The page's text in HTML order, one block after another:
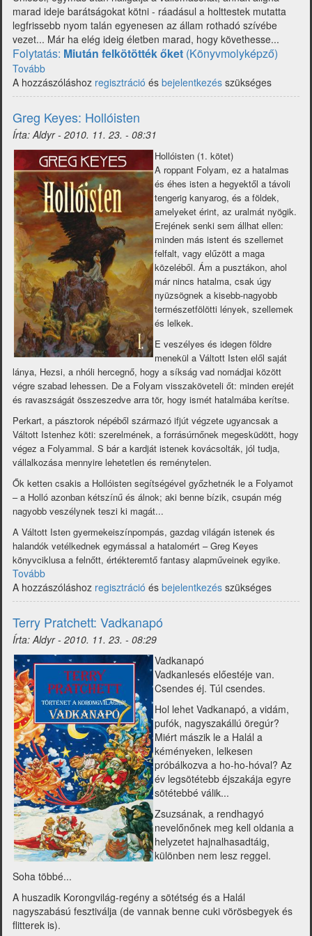
marad ideje barátságokat kötni - ráadásul a holttestek mutatta
legfrissebb nyom talán egyenesen az állam rothadó szívébe
vezet... Már ha elég ideig életben marad, hogy követhesse...
Folytatás: Miután felkötötték őket (Könyvmolyképző)
Tovább
Joe
Abercrombie:
A
penge
maga)
A hozzászóláshoz regisztráció és bejelentkezés szükséges
Greg Keyes: Hollóisten
Írta:Aldyr- 2010. 11. 23. - 08:31
Hollóisten (1. kötet)
A roppant Folyam, ez a hatalmas
és éhes isten a hegyektől a távoli
tengerig kanyarog, és a földek,
amelyeket érint, az uralmát nyögik.
Erejének senki sem állhat ellen:
minden más istent és szellemet
felfalt, vagy elűzött a maga
közeléből. Ám a pusztákon, ahol
már nincs hatalma, csak úgy
nyüzsögnek a kisebb-nagyobb
természetfölötti lények, szellemek
és lelkek.
E veszélyes és idegen földre
menekül a Váltott Isten elől saját
lánya, Hezsi, a nhóli hercegnő, hogy a síkság vad nomádjai között
végre szabad lehessen. De a Folyam visszaköveteli őt: minden erejét
és ravaszságát összeszedve arra tör, hogy ismét hatalmába kerítse.
Perkart, a pásztorok népéből származó ifjút végzete ugyancsak a
Váltott Istenhez köti: szerelmének, a forrásúrnőnek megesküdött, hogy
végez a Folyammal. S bár a kardját istenek kovácsolták, jól tudja,
vállalkozása mennyire lehetetlen és reménytelen.
Ők ketten csakis a Hollóisten segítségével győzhetnék le a Folyamot
– a Holló azonban kétszínű és álnok; aki benne bízik, csupán még
nagyobb veszélynek teszi ki magát...
A Váltott Isten gyermekeiszínpompás, gazdag világán istenek és
halandók vetélkednek egymással a hatalomért – Greg Keyes
könyvciklusa a felnőtt, értékteremtő fantasy alapműveinek egyike.
Tovább
Keyes:
Hollóisten)
A hozzászóláshoz regisztráció és bejelentkezés szükséges
Terry Pratchett: Vadkanapó
Írta:Aldyr- 2010. 11. 23. - 08:29
Vadkanapó
Vadkanlesés előestéje van.
Csendes éj. Túl csendes.
Hol lehet Vadkanapó, a vidám,
pufók, nagyszakállú öregúr?
Miért mászik le a Halál a
kéményeken, lelkesen
próbálkozva a ho-ho-hóval? Az
év legsötétebb éjszakája egyre
sötétebbé válik...
Zsuzsának, a rendhagyó
nevelőnőnek meg kell oldania a
helyzetet hajnalhasadtáig,
különben nem lesz reggel.
Soha többé...
A huszadik Korongvilág-regény a sötétség és a Halál
nagyszabású fesztiválja (de vannak benne cuki vörösbegyek és
flitterek is).